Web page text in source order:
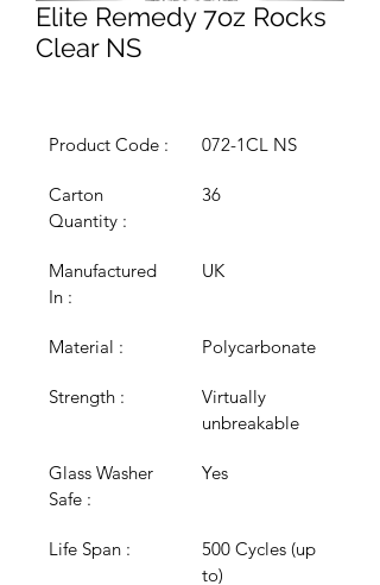
Elite Remedy 7oz Rocks
Clear NS
Product Code : 072-1CL NS
Carton
Quantity :
36
Manufactured
In :
UK
Material : Polycarbonate
Strength :
Virtually
unbreakable
Glass Washer
Safe :
Yes
Life Span :
500 Cycles (up
to)